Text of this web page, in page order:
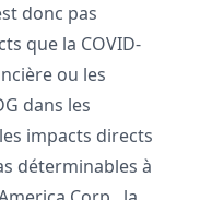
donc pas
que la COVID-
ou les
dans les
impacts directs
déterminables à